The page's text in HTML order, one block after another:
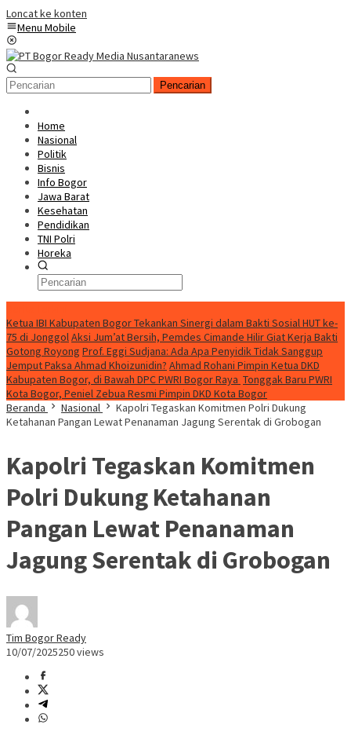
Loncat ke konten
Menu Mobile
Pencarian
Home
Nasional
Politik
Bisnis
Info Bogor
Jawa Barat
Kesehatan
Pendidikan
TNI Polri
Horeka
Ketua IBI Kabupaten Bogor Tekankan Sinergi dalam Bakti Sosial HUT ke-
75 di JonggolAksi Jum’at Bersih, Pemdes Cimande Hilir Giat Kerja Bakti
Gotong Royong Prof. Eggi Sudjana: Ada Apa Penyidik Tidak Sanggup
Jemput Paksa Ahmad Khoizunidin? Ahmad Rohani Pimpin Ketua DKD
Kabupaten Bogor, di Bawah DPC PWRI Bogor Raya Tonggak Baru PWRI
Kota Bogor, Peniel Zebua Resmi Pimpin DKD Kota Bogor
Beranda
Nasional
Kapolri Tegaskan Komitmen Polri Dukung
Ketahanan Pangan Lewat Penanaman Jagung Serentak di Grobogan
Kapolri Tegaskan Komitmen
Polri Dukung Ketahanan
Pangan Lewat Penanaman
Jagung Serentak di Grobogan
Tim Bogor Ready
10/07/2025250 views